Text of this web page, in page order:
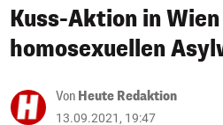
Kuss-Aktion in
homosexuellen
Von Heute Redaktion
13.09.2021, 19:47